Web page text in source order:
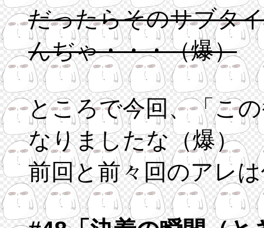
だったらそのサブタ
んぢゃ・・・（爆）
ところで今回、「こ
なりましたな（爆）
前回と前々回のアレ